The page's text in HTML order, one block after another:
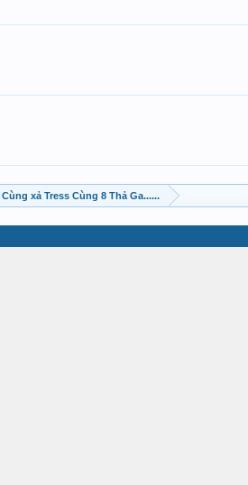
Cùng xả Tress Cùng 8 Thả Ga......